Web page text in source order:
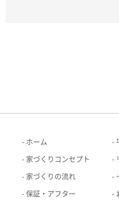
ホーム
家づくりコンセプト
家づくりの流れ
保証・アフター